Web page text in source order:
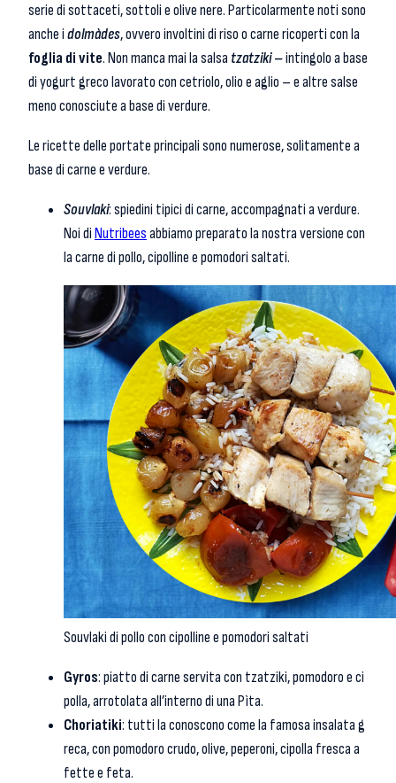
serie di sottaceti, sottoli e olive nere. Particolarmente noti sono
anche idolmàdes, ovvero involtini di riso o carne ricoperti con la
foglia di vite. Non manca mai la salsa tzatziki –intingolo a base
di yogurt greco lavorato con cetriolo, olio e aglio – e altre salse
meno conosciute a base di verdure.
Le ricette delle portate principali sono numerose, solitamente a
base di carne e verdure.
Souvlaki: spiedini tipici di carne, accompagnati a verdure.
Noi diNutribeesabbiamo preparato la nostra versione con
la carne di pollo, cipolline e pomodori saltati.
Souvlaki di pollo con cipolline e pomodori saltati
Gyros: piatto di carne servita con tzatziki, pomodoro e ci
polla, arrotolata all’interno di una Pìta.
Choriatiki: tutti la conoscono come la famosa insalata g
reca, con pomodoro crudo, olive, peperoni, cipolla fresca a
fette e feta.